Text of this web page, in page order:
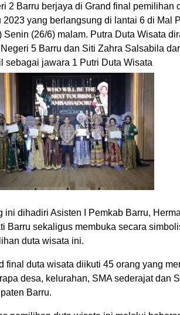
2 Barru berjaya di Grand final pemilihan
2023 yang berlangsung di lantai 6 di Mal
Senin (26/6) malam. Putra Duta Wisata
5 Barru dan Siti Zahra Salsabila
sebagai jawara 1 Putri Duta Wisata
ini dihadiri Asisten I Pemkab Barru,
Barru sekaligus membuka secara
duta wisata ini.
final duta wisata diikuti 45 orang yang
desa, kelurahan, SMA sederajat dan
Barru.